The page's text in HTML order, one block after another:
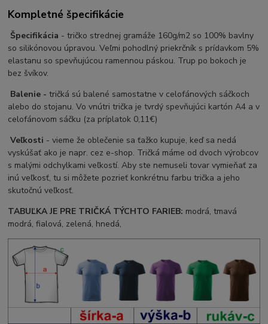
Kompletné špecifikácie
Špecifikácia - tričko strednej gramáže 160g/m2 so 100% bavlny
so silikónovou úpravou. Veľmi pohodlný priekrčník s prídavkom 5%
elastanu so spevňujúcou ramennou páskou. Trup po bokoch je
bez švíkov.
Balenie -tričká sú balené samostatne v celofánových sáčkoch
alebo do stojanu. Vo vnútri trička je tvrdý spevňujúci kartón A4 a v
celofánovom sáčku (za príplatok 0,11€)
Veľkosti - vieme že oblečenie sa ťažko kupuje, keď sa nedá
vyskúšať ako je napr. cez e-shop. Tričká máme od dvoch výrobcov
s malými odchylkami veľkostí. Aby ste nemuseli tovar vymieňať za
inú veľkosť, tu si môžete pozrieť konkrétnu farbu trička a jeho
skutočnú veľkosť.
TABUĽKA JE PRE TRIČKÁ TÝCHTO FARIEB: modrá, tmavá
modrá, fialová, zelená, hnedá,